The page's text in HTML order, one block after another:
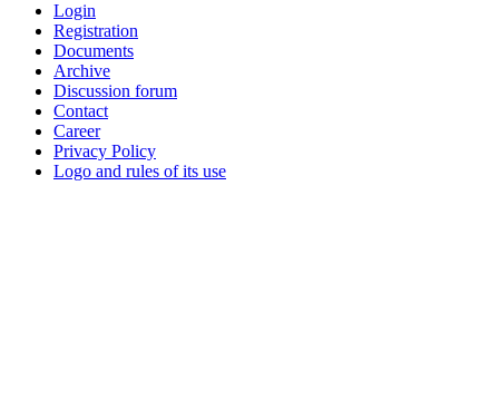
Login
Registration
Documents
Archive
Discussion forum
Contact
Career
Privacy Policy
Logo and rules of its use